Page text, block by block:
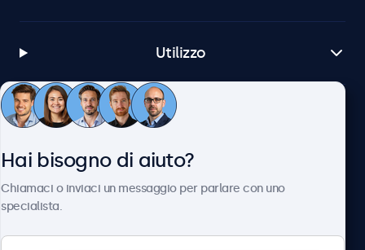
Utilizzo
Servizio Clienti
Hai bisogno di aiuto?
Chiamaci o inviaci un messaggio per parlare con uno
specialista.